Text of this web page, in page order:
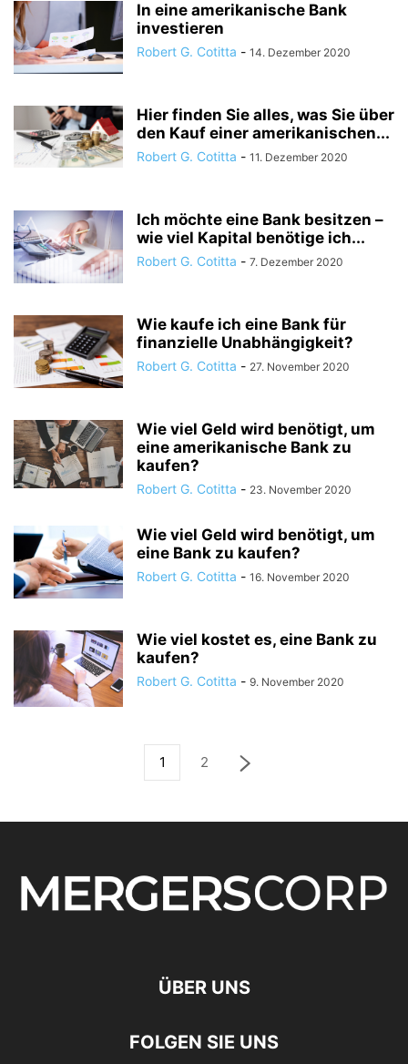
In eine amerikanische Bank
investieren
Robert G. Cotitta - 14. Dezember 2020
Hier finden Sie alles, was Sie über
den Kauf einer amerikanischen...
Robert G. Cotitta - 11. Dezember 2020
Ich möchte eine Bank besitzen –
wie viel Kapital benötige ich...
Robert G. Cotitta - 7. Dezember 2020
Wie kaufe ich eine Bank für
finanzielle Unabhängigkeit?
Robert G. Cotitta - 27. November 2020
Wie viel Geld wird benötigt, um
eine amerikanische Bank zu
kaufen?
Robert G. Cotitta - 23. November 2020
Wie viel Geld wird benötigt, um
eine Bank zu kaufen?
Robert G. Cotitta - 16. November 2020
Wie viel kostet es, eine Bank zu
kaufen?
Robert G. Cotitta - 9. November 2020
1 2
ÜBER UNS
FOLGEN SIE UNS